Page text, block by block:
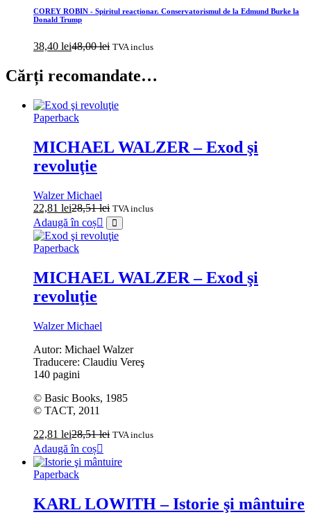
COREY ROBIN - Spiritul reacționar. Conservatorismul de la Edmund Burke la
Donald Trump
38,40 lei48,00lei TVA inclus
Cărți recomandate…
Paperback
MICHAEL WALZER – Exod şi
revoluţie
Walzer Michael
22,81 lei28,51lei TVA inclus
Adaugă în coș
Paperback
MICHAEL WALZER – Exod şi
revoluţie
Walzer Michael
Autor: Michael Walzer
Traducere: Claudiu Vereş
140 pagini
© Basic Books, 1985
© TACT, 2011
22,81 lei28,51lei TVA inclus
Adaugă în coș
Paperback
KARL LOWITH – Istorie şi mântuire